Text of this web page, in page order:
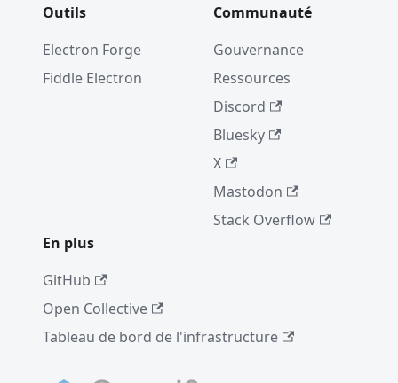
d'Electro
OpenJS
Correctio
n de
Outils
Electron Forge
Fiddle Electron
Communauté
Gouvernance
Ressources
Discord
Bluesky
X
Mastodon
Stack Overflow
En plus
GitHub
Open Collective
Tableau de bord de l'infrastructure